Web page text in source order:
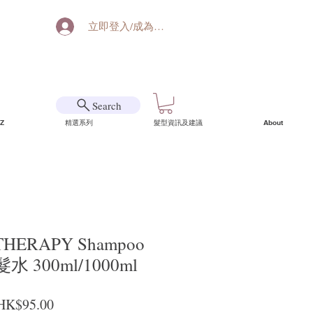
立即登入/成為會員
Search
精選系列 髮型資訊及建議 About
Shampoo
水 300ml/1000ml
般價格促銷價格